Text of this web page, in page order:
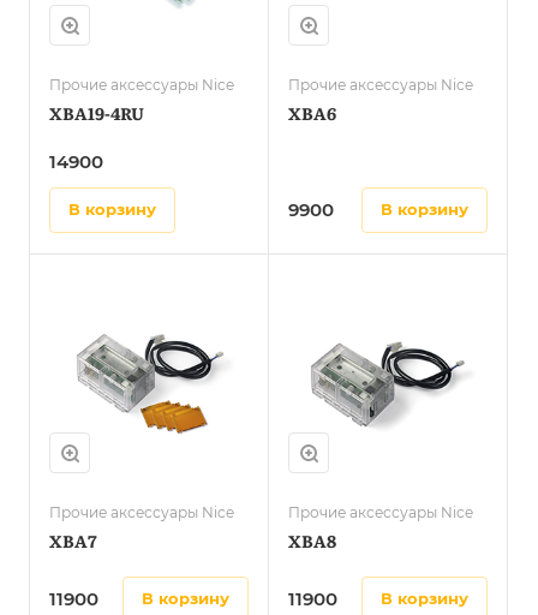
Прочие аксессуары Nice
XBA19-4RU
14900
в корзину
Прочие аксессуары Nice
XBA6
9900 в корзину
Прочие аксессуары Nice
XBA7
11900 в корзину
Прочие аксессуары Nice
XBA8
11900 в корзину